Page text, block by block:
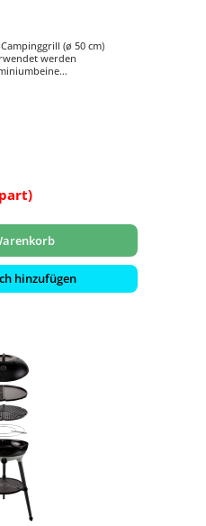
(ø 50 cm)
werden
hinzufügen